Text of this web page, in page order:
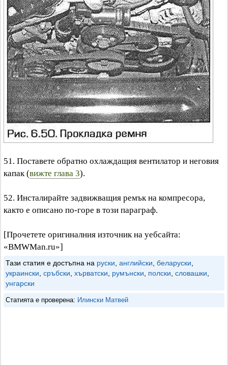
51. Поставете обратно охлаждащия вентилатор и неговия
капак (вижте глава 3).
52. Инсталирайте задвижващия ремък на компресора,
както е описано по-горе в този параграф.
[Прочетете оригиналния източник на уебсайта:
«BMWMan.ru»]
Тази статия е достъпна на руски английски беларуски
украински сръбски хърватски румънски полски словашки
унгарски
Статията е проверена: Илински Матвей